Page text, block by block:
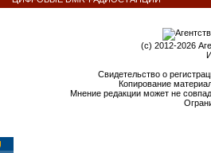
(c) 2012-2026
Свидетельство о
Копирование
Мнение редакции может не